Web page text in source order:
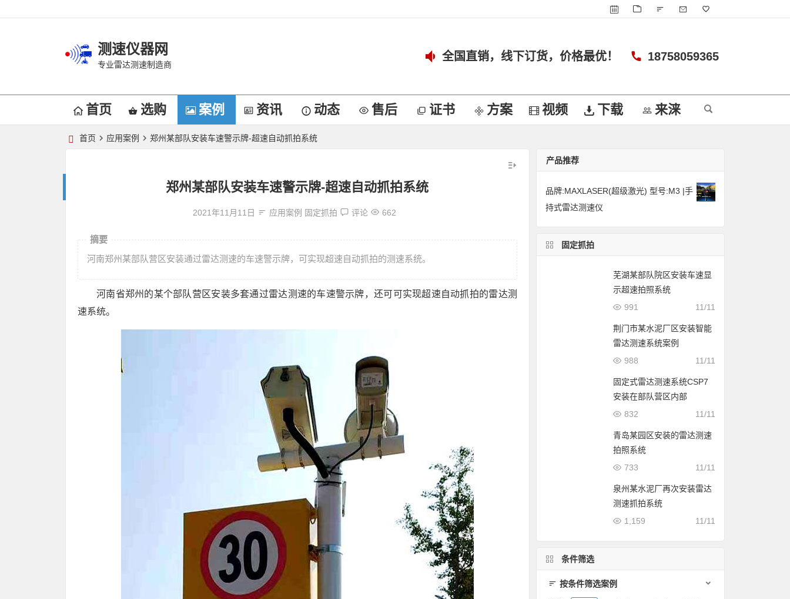
测速仪器网
专业雷达测速制造商
18758059365
全国直销，线下订货，价格最优！
首页 选购 案例 资讯 动态 售后 证书 方案 视频 下载 来涞
首页 应用案例 郑州某部队安装车速警示牌-超速自动抓拍系统
郑州某部队安装车速警示牌-超速自动抓拍系统
2021年11月11日 应用案例 固定抓拍 评论 662
摘要
河南郑州某部队营区安装通过雷达测速的车速警示牌，可实现超速自动抓拍的测速系统。
河南省郑州的某个部队营区安装多套通过雷达测速的车速警示牌，还可可实现超速自动抓拍的雷达测
速系统。
产品推荐
品牌:MAXLASER(超级激光) 型号:M3 |手
持式雷达测速仪
固定抓拍
芜湖某部队院区安装车速显
示超速拍照系统
11/11
991
荆门市某水泥厂区安装智能
雷达测速系统案例
11/11
988
固定式雷达测速系统CSP7
安装在部队营区内部
11/11
832
青岛某园区安装的雷达测速
拍照系统
11/11
733
泉州某水泥厂再次安装雷达
测速抓拍系统
11/11
1,159
条件筛选
按条件筛选案例